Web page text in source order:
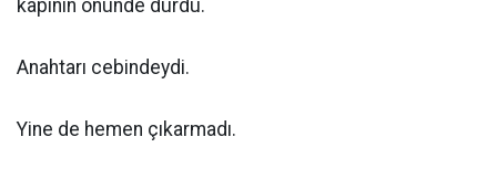
kapının önünde durdu.
Anahtarı cebindeydi.
Yine de hemen çıkarmadı.